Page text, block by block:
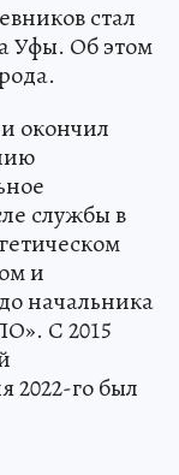
стал
Уфы. Об этом
окончил
службы в
и
начальника
С 2015
2022-го был